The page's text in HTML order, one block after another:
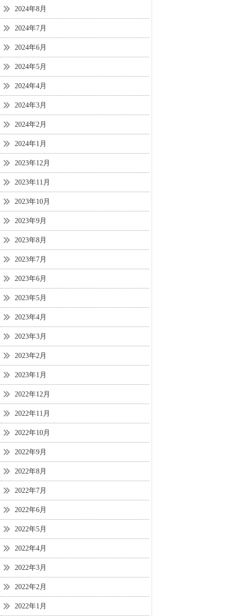
2024年8月
2024年7月
2024年6月
2024年5月
2024年4月
2024年3月
2024年2月
2024年1月
2023年12月
2023年11月
2023年10月
2023年9月
2023年8月
2023年7月
2023年6月
2023年5月
2023年4月
2023年3月
2023年2月
2023年1月
2022年12月
2022年11月
2022年10月
2022年9月
2022年8月
2022年7月
2022年6月
2022年5月
2022年4月
2022年3月
2022年2月
2022年1月